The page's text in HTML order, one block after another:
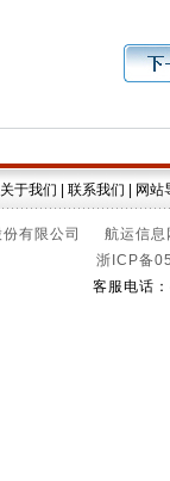
关于我们 联系我们 网站
份有限公司 航运信
浙ICP备
客服电话